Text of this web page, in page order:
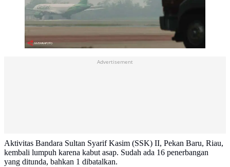
Advertisement
Aktivitas Bandara Sultan Syarif Kasim (SSK) II, Pekan Baru, Riau,
kembali lumpuh karena kabut asap. Sudah ada 16 penerbangan
yang ditunda, bahkan 1 dibatalkan.